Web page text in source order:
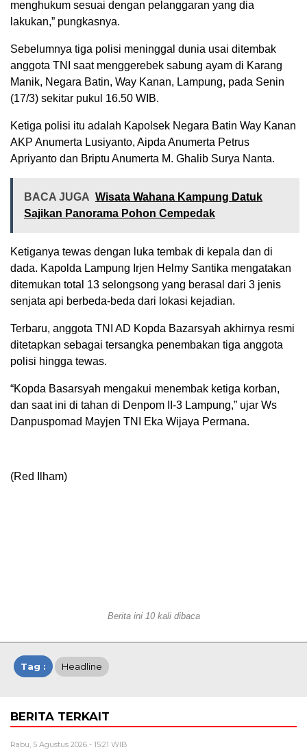
menghukum sesuai dengan pelanggaran yang dia
lakukan,” pungkasnya.
Sebelumnya tiga polisi meninggal dunia usai ditembak
anggota TNI saat menggerebek sabung ayam di Karang
Manik, Negara Batin, Way Kanan, Lampung, pada Senin
(17/3) sekitar pukul 16.50 WIB.
Ketiga polisi itu adalah Kapolsek Negara Batin Way Kanan
AKP Anumerta Lusiyanto, Aipda Anumerta Petrus
Apriyanto dan Briptu Anumerta M. Ghalib Surya Nanta.
BACA JUGA Wisata Wahana Kampung Datuk
Sajikan Panorama Pohon Cempedak
Ketiganya tewas dengan luka tembak di kepala dan di
dada. Kapolda Lampung Irjen Helmy Santika mengatakan
ditemukan total 13 selongsong yang berasal dari 3 jenis
senjata api berbeda-beda dari lokasi kejadian.
Terbaru, anggota TNI AD Kopda Bazarsyah akhirnya resmi
ditetapkan sebagai tersangka penembakan tiga anggota
polisi hingga tewas.
“Kopda Basarsyah mengakui menembak ketiga korban,
dan saat ini di tahan di Denpom II-3 Lampung,” ujar Ws
Danpuspomad Mayjen TNI Eka Wijaya Permana.
(Red Ilham)
Berita ini 10 kali dibaca
Tag : Headline
BERITA TERKAIT
Rabu, 5 Agustus 2026 - 15:21 WIB